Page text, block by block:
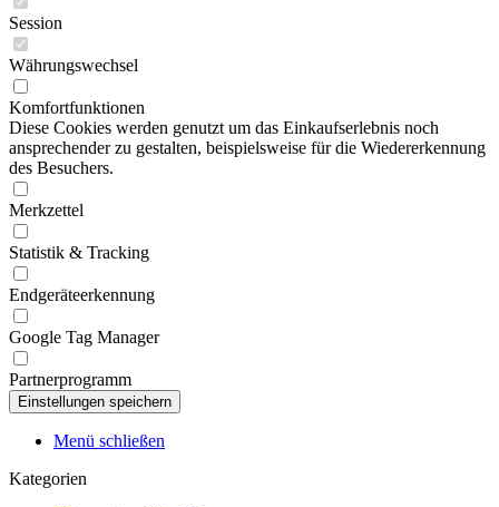
Session
Währungswechsel
Komfortfunktionen
Diese Cookies werden genutzt um das Einkaufserlebnis noch
ansprechender zu gestalten, beispielsweise für die Wiedererkennung
des Besuchers.
Merkzettel
Statistik & Tracking
Endgeräteerkennung
Google Tag Manager
Partnerprogramm
Menü schließen
Kategorien